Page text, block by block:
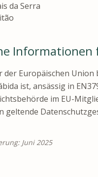
da Serra
Informationen
der Europäischen
ist, ansässig in
im EU-
geltende
Juni 2025